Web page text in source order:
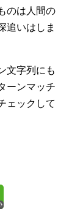
のは人間の
追いはしま
文字列にも
ーンマッチ
ェックして